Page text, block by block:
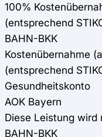
100%
(entsprechend
BAHN-BKK
Kostenübernahme
(entsprechend
Gesundheitskonto
AOK Bayern
Diese Leistung wird
BAHN-BKK